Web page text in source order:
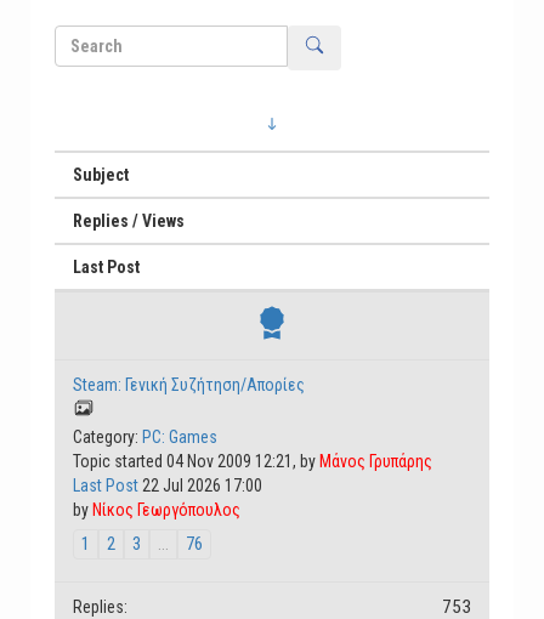
Subject
Replies / Views
Last Post
Steam: Γενική Συζήτηση/Απορίες
Category: PC: Games
Topic started 04 Nov 2009 12:21, by Μάνος Γρυπάρης
Last Post 22 Jul 2026 17:00
by Νίκος Γεωργόπουλος
1 2 3 ... 76
Replies: 753